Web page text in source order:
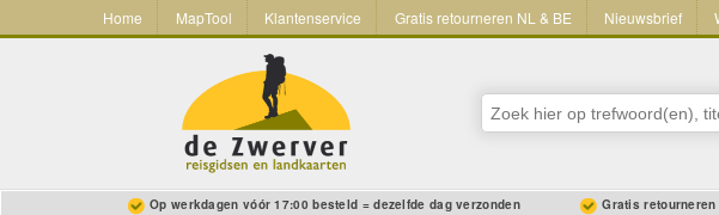
Home MapTool Klantenservice Gratis retourneren NL & BE Nieuwsbrief
Op werkdagen vóór 17:00 besteld = dezelfde dag verzonden Gratis retourneren